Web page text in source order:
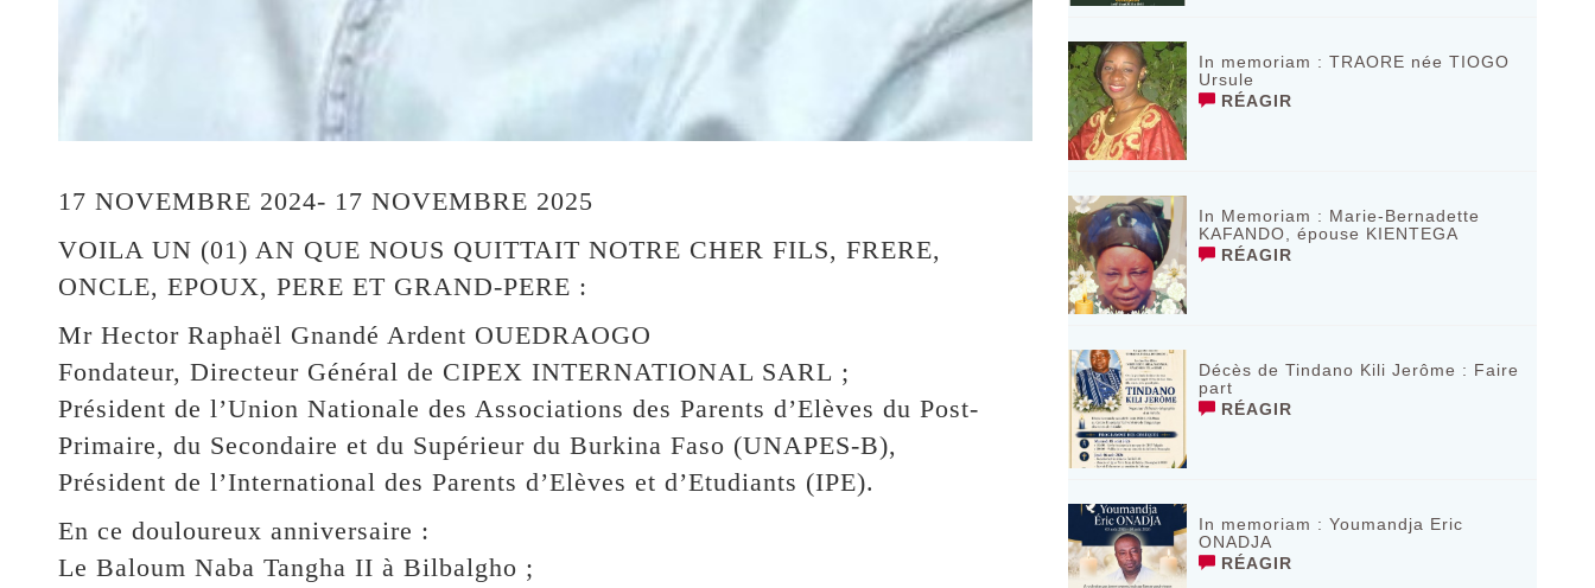
17 NOVEMBRE 2024- 17 NOVEMBRE 2025
VOILA UN (01) AN QUE NOUS QUITTAIT NOTRE CHER FILS, FRERE,
ONCLE, EPOUX, PERE ET GRAND-PERE :
Mr Hector Raphaël Gnandé Ardent OUEDRAOGO
Fondateur, Directeur Général de CIPEX INTERNATIONAL SARL ;
Président de l’Union Nationale des Associations des Parents d’Elèves du Post-
Primaire, du Secondaire et du Supérieur du Burkina Faso (UNAPES-B),
Président de l’International des Parents d’Elèves et d’Etudiants (IPE).
En ce douloureux anniversaire :
Le Baloum Naba Tangha II à Bilbalgho ;
In memoriam : TRAORE née TIOGO
Ursule
RÉAGIR
In Memoriam : Marie-Bernadette
KAFANDO, épouse KIENTEGA
RÉAGIR
Décès de Tindano Kili Jerôme : Faire
part
RÉAGIR
In memoriam : Youmandja Eric
ONADJA
RÉAGIR